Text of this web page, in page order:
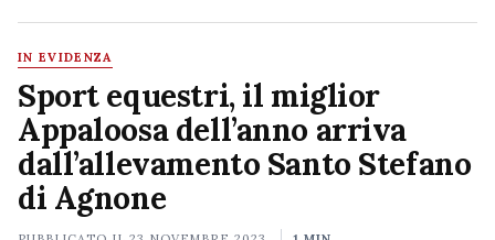
IN EVIDENZA
Sport equestri, il miglior
Appaloosa dell’anno arriva
dall’allevamento Santo Stefano
di Agnone